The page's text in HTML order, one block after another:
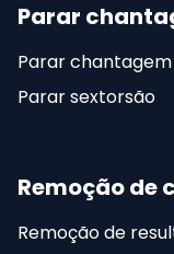
Parar
Parar chantagem
Parar sextorsão
Remoção de
Remoção de